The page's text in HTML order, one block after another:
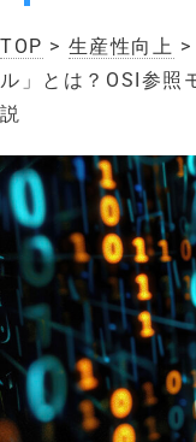
TOP > 生産性向上
ル」とは？OSI参照
説